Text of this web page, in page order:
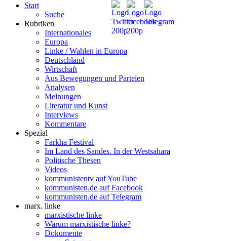
Start
Suche
Rubriken
Internationales
Europa
Linke / Wahlen in Europa
Deutschland
Wirtschaft
Aus Bewegungen und Parteien
Analysen
Meinungen
Literatur und Kunst
Interviews
Kommentare
Spezial
Farkha Festival
Im Land des Sandes. In der Westsahara
Politische Thesen
Videos
kommunistentv auf YouTube
kommunisten.de auf Facebook
kommunisten.de auf Telegram
marx. linke
marxistische linke
Warum marxistische linke?
Dokumente